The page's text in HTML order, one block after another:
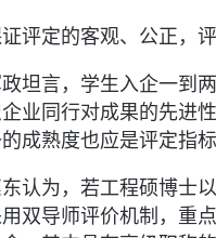
评定的客观、公正，
坦言，学生入企一到
业同行对成果的先进
成熟度也应是评定指
认为，若工程硕博士
双导师评价机制，重